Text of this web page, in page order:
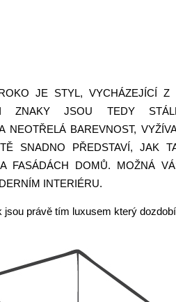
JE STYL, VYCHÁZEJÍCÍ Z
ZNAKY JSOU TEDY
NEOTŘELÁ BAREVNOST,
SNADNO PŘEDSTAVÍ, JAK
FASÁDÁCH DOMŮ. MOŽNÁ
INTERIÉRU.
jsou právě tím luxusem který